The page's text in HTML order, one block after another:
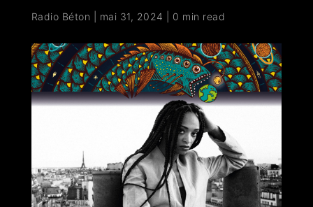
Radio Béton mai 31, 2024 0 min read